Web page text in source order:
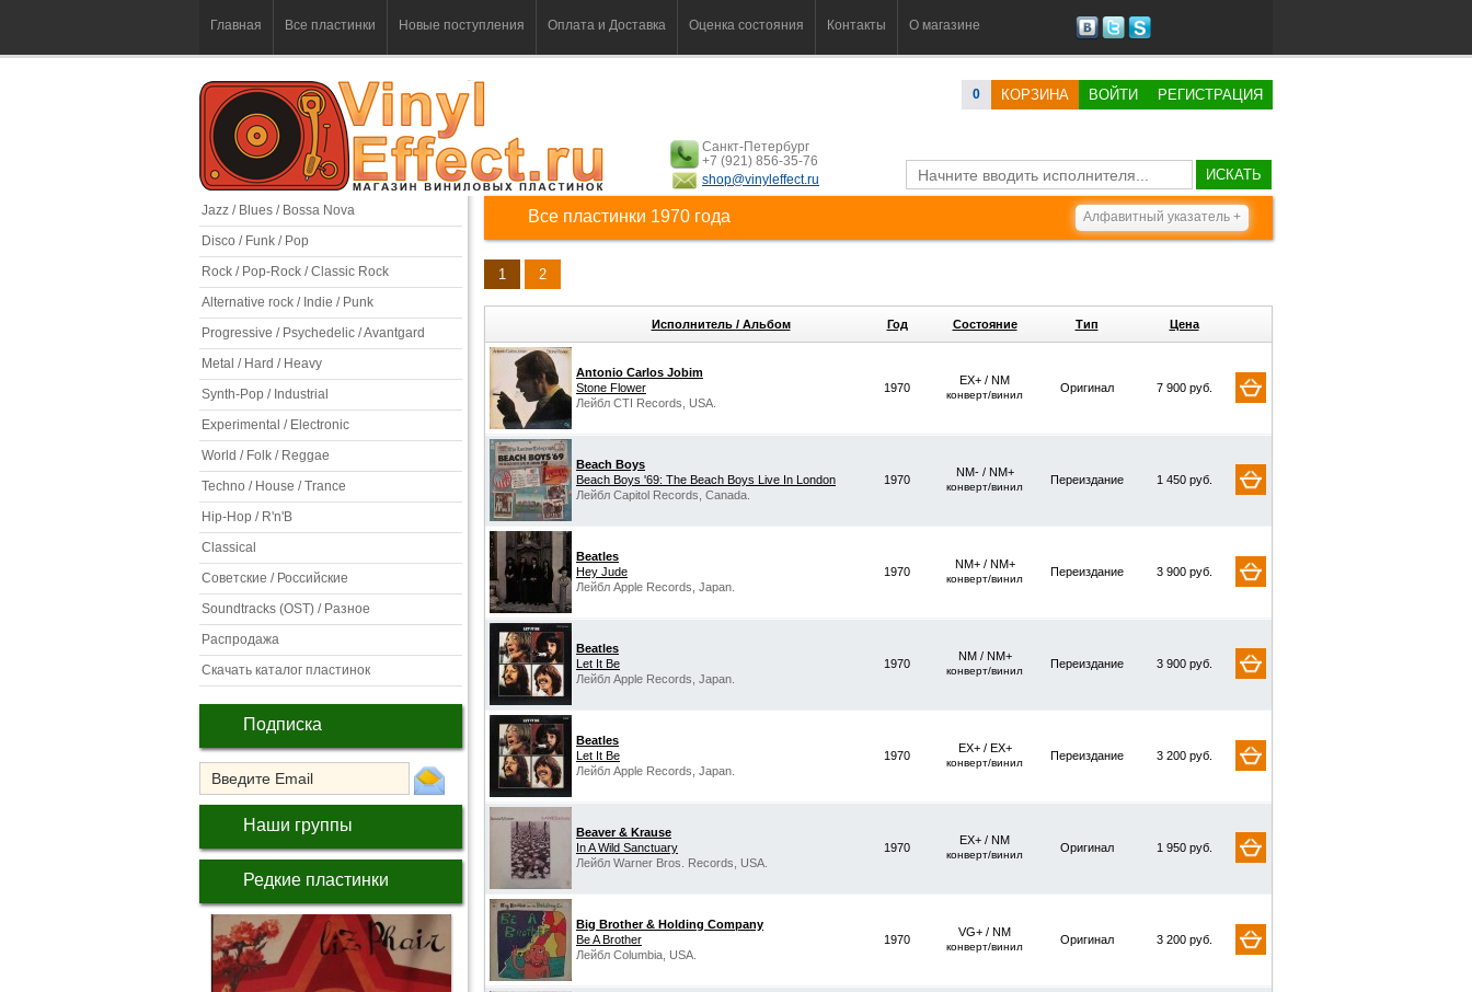
Главная Все пластинки Новые поступления Оплата и Доставка Оценка состояния Контакты О магазине
0 КОРЗИНА ВОЙТИ РЕГИСТРАЦИЯ
Санкт-Петербург
+7 (921) 856-35-76
shop@vinyleffect.ru
ИСКАТЬ
Jazz / Blues / Bossa Nova
Disco / Funk / Pop
Rock / Pop-Rock / Classic Rock
Alternative rock / Indie / Punk
Progressive / Psychedelic / Avantgard
Metal / Hard / Heavy
Synth-Pop / Industrial
Experimental / Electronic
World / Folk / Reggae
Techno / House / Trance
Hip-Hop / R'n'B
Classical
Советские / Российские
Soundtracks (OST) / Разное
Распродажа
Скачать каталог пластинок
Подписка
Наши группы
Редкие пластинки
Все пластинки 1970 года Алфавитный указатель +
1 2
Исполнитель / Альбом Год Состояние Тип Цена
Antonio Carlos Jobim
Stone Flower
Лейбл CTI Records, USA.
1970
EX+ / NM
конверт/винил
Оригинал 7 900 руб.
Beach Boys
Beach Boys '69: The Beach Boys Live In London
Лейбл Capitol Records, Canada.
1970
NM- / NM+
конверт/винил
Переиздание 1 450 руб.
Beatles
Hey Jude
Лейбл Apple Records, Japan.
1970
NM+ / NM+
конверт/винил
Переиздание 3 900 руб.
Beatles
Let It Be
Лейбл Apple Records, Japan.
1970
NM / NM+
конверт/винил
Переиздание 3 900 руб.
Beatles
Let It Be
Лейбл Apple Records, Japan.
1970
EX+ / EX+
конверт/винил
Переиздание 3 200 руб.
Beaver & Krause
In A Wild Sanctuary
Лейбл Warner Bros. Records, USA.
1970
EX+ / NM
конверт/винил
Оригинал 1 950 руб.
Big Brother & Holding Company
Be A Brother
Лейбл Columbia, USA.
1970
VG+ / NM
конверт/винил
Оригинал 3 200 руб.